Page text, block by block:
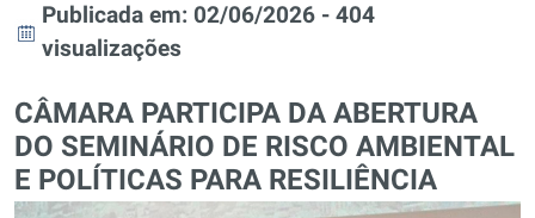
Publicada em: 02/06/2026 - 404
visualizações
CÂMARA PARTICIPA DA ABERTURA
DO SEMINÁRIO DE RISCO AMBIENTAL
E POLÍTICAS PARA RESILIÊNCIA